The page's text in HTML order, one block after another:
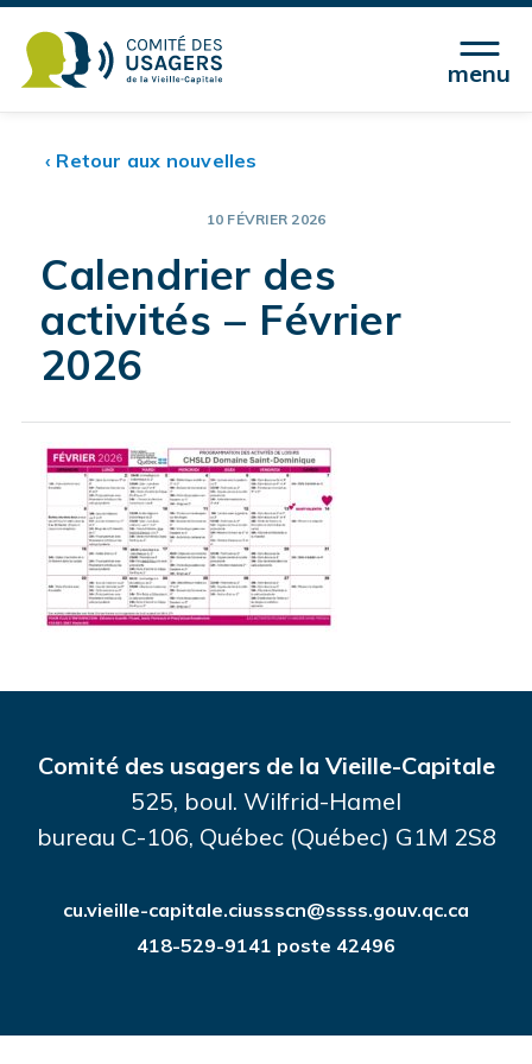
menu
‹ Retour aux nouvelles
10 FÉVRIER 2026
Calendrier des
activités – Février
2026
Comité des usagers de la Vieille-Capitale
525, boul. Wilfrid-Hamel
bureau C-106, Québec (Québec) G1M 2S8
cu.vieille-capitale.ciussscn@ssss.gouv.qc.ca
418-529-9141 poste 42496